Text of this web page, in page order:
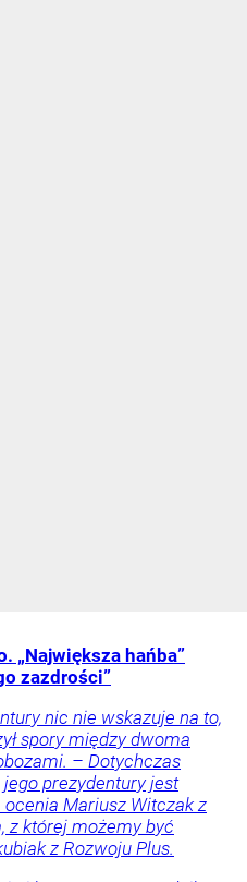
„Największa hańba”
zazdrości”
nic nie wskazuje na to,
spory między dwoma
– Dotychczas
prezydentury jest
Mariusz Witczak z
z której możemy być
z Rozwoju Plus.